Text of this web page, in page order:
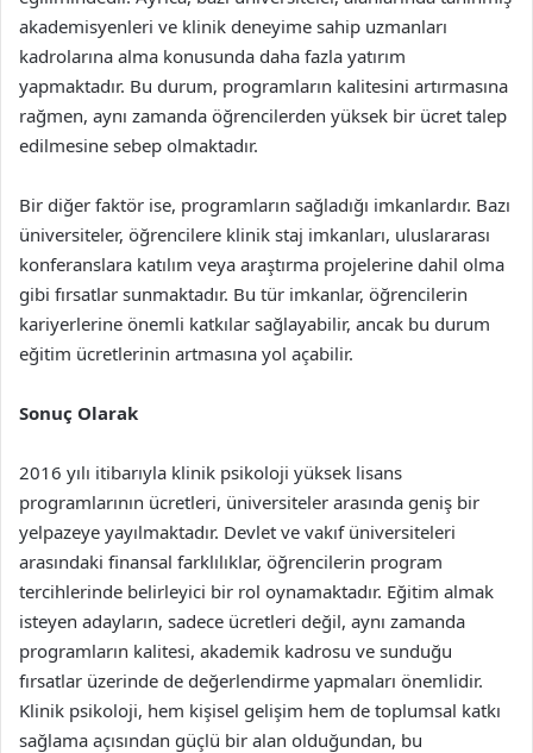
akademisyenleri ve klinik deneyime sahip uzmanları
kadrolarına alma konusunda daha fazla yatırım
yapmaktadır. Bu durum, programların kalitesini artırmasına
rağmen, aynı zamanda öğrencilerden yüksek bir ücret talep
edilmesine sebep olmaktadır.
Bir diğer faktör ise, programların sağladığı imkanlardır. Bazı
üniversiteler, öğrencilere klinik staj imkanları, uluslararası
konferanslara katılım veya araştırma projelerine dahil olma
gibi fırsatlar sunmaktadır. Bu tür imkanlar, öğrencilerin
kariyerlerine önemli katkılar sağlayabilir, ancak bu durum
eğitim ücretlerinin artmasına yol açabilir.
Sonuç Olarak
2016 yılı itibarıyla klinik psikoloji yüksek lisans
programlarının ücretleri, üniversiteler arasında geniş bir
yelpazeye yayılmaktadır. Devlet ve vakıf üniversiteleri
arasındaki finansal farklılıklar, öğrencilerin program
tercihlerinde belirleyici bir rol oynamaktadır. Eğitim almak
isteyen adayların, sadece ücretleri değil, aynı zamanda
programların kalitesi, akademik kadrosu ve sunduğu
fırsatlar üzerinde de değerlendirme yapmaları önemlidir.
Klinik psikoloji, hem kişisel gelişim hem de toplumsal katkı
sağlama açısından güçlü bir alan olduğundan, bu